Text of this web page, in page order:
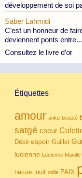
développement de soi
Saber Lahmidi
C’est un honneur de
deviennent ponts entre...
Consultez le livre d’or
Étiquettes
amour anku beauté
satgé coeur
Désir espoir Guillet
lucienne Lucienne
nature. nuit odile PAIX